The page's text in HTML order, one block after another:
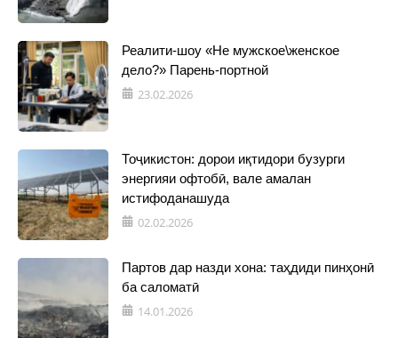
Реалити-шоу «Не мужское\женское
дело?» Парень-портной
23.02.2026
Тоҷикистон: дорои иқтидори бузурги
энергияи офтобӣ, вале амалан
истифоданашуда
02.02.2026
Партов дар назди хона: таҳдиди пинҳонӣ
ба саломатӣ
14.01.2026